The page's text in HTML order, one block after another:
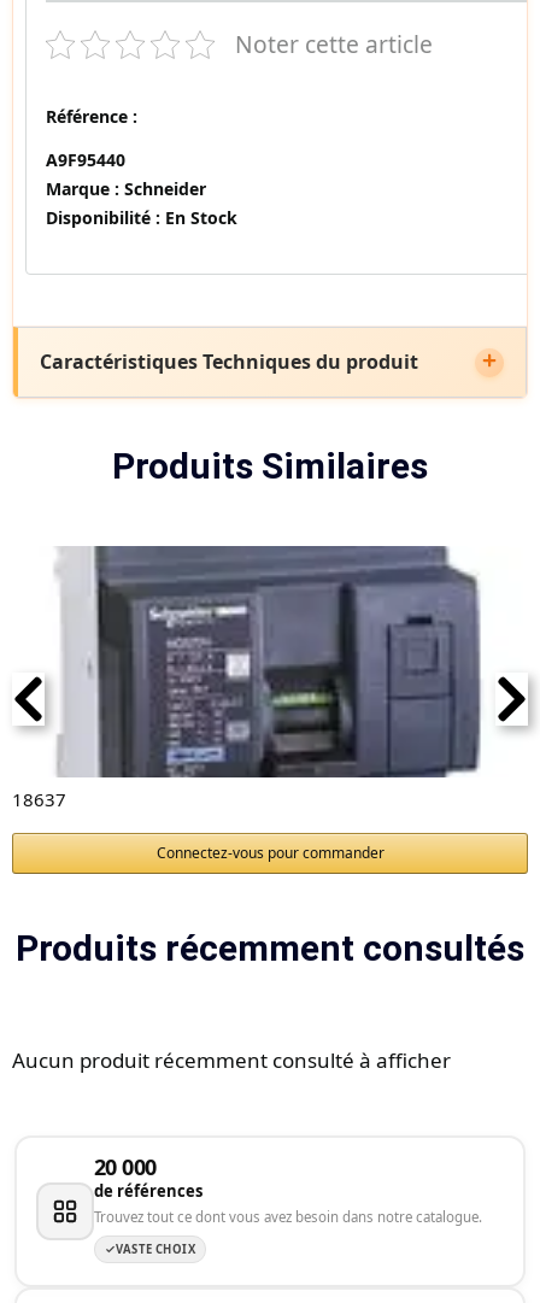
Noter cette article
Référence :
A9F95440
Marque : Schneider
Disponibilité : En Stock
Caractéristiques Techniques du produit
Produits Similaires
18637
Connectez-vous pour commander
Produits récemment consultés
Aucun produit récemment consulté à afficher
20 000
de références
Trouvez tout ce dont vous avez besoin dans notre catalogue.
VASTE CHOIX